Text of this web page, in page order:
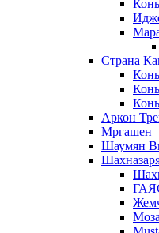
Страна
Аркон
Мргашен
Шаумян